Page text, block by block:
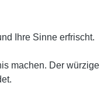
Ihre Sinne erfrischt.
machen. Der würzige